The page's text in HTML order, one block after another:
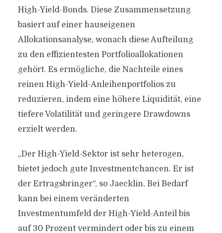
High-Yield-Bonds. Diese Zusammensetzung
basiert auf einer hauseigenen
Allokationsanalyse, wonach diese Aufteilung
zu den effizientesten Portfolioallokationen
gehört. Es ermögliche, die Nachteile eines
reinen High-Yield-Anleihenportfolios zu
reduzieren, indem eine höhere Liquidität, eine
tiefere Volatilität und geringere Drawdowns
erzielt werden.
„Der High-Yield-Sektor ist sehr heterogen,
bietet jedoch gute Investmentchancen. Er ist
der Ertragsbringer“, so Jaecklin. Bei Bedarf
kann bei einem veränderten
Investmentumfeld der High-Yield-Anteil bis
auf 30 Prozent vermindert oder bis zu einem